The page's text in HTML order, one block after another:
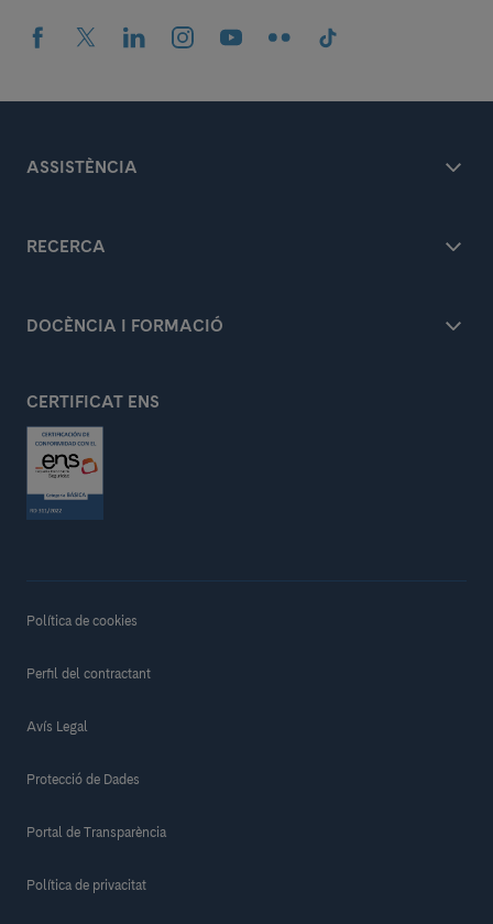
ASSISTÈNCIA
RECERCA
DOCÈNCIA I FORMACIÓ
CERTIFICAT ENS
Política de cookies
Perfil del contractant
Avís Legal
Protecció de Dades
Portal de Transparència
Política de privacitat